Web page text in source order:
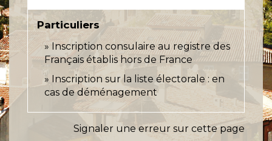
Particuliers
Inscription consulaire au registre des
Français établis hors de France
Inscription sur la liste électorale : en
cas de déménagement
Signaler une erreur sur cette page